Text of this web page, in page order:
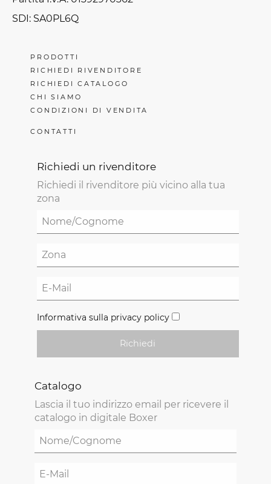
SDI: SA0PL6Q
PRODOTTI
RICHIEDI RIVENDITORE
RICHIEDI CATALOGO
CHI SIAMO
CONDIZIONI DI VENDITA
CONTATTI
Richiedi un rivenditore
Richiedi il rivenditore più vicino alla tua
zona
Informativa sulla privacy policy
Richiedi
Catalogo
Lascia il tuo indirizzo email per ricevere il
catalogo in digitale Boxer